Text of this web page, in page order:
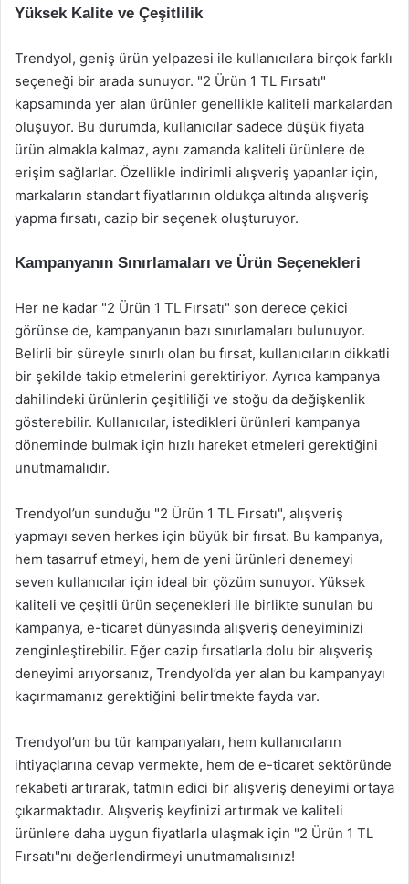
Yüksek Kalite ve Çeşitlilik
Trendyol, geniş ürün yelpazesi ile kullanıcılara birçok farklı
seçeneği bir arada sunuyor. "2 Ürün 1 TL Fırsatı"
kapsamında yer alan ürünler genellikle kaliteli markalardan
oluşuyor. Bu durumda, kullanıcılar sadece düşük fiyata
ürün almakla kalmaz, aynı zamanda kaliteli ürünlere de
erişim sağlarlar. Özellikle indirimli alışveriş yapanlar için,
markaların standart fiyatlarının oldukça altında alışveriş
yapma fırsatı, cazip bir seçenek oluşturuyor.
Kampanyanın Sınırlamaları ve Ürün Seçenekleri
Her ne kadar "2 Ürün 1 TL Fırsatı" son derece çekici
görünse de, kampanyanın bazı sınırlamaları bulunuyor.
Belirli bir süreyle sınırlı olan bu fırsat, kullanıcıların dikkatli
bir şekilde takip etmelerini gerektiriyor. Ayrıca kampanya
dahilindeki ürünlerin çeşitliliği ve stoğu da değişkenlik
gösterebilir. Kullanıcılar, istedikleri ürünleri kampanya
döneminde bulmak için hızlı hareket etmeleri gerektiğini
unutmamalıdır.
Trendyol’un sunduğu "2 Ürün 1 TL Fırsatı", alışveriş
yapmayı seven herkes için büyük bir fırsat. Bu kampanya,
hem tasarruf etmeyi, hem de yeni ürünleri denemeyi
seven kullanıcılar için ideal bir çözüm sunuyor. Yüksek
kaliteli ve çeşitli ürün seçenekleri ile birlikte sunulan bu
kampanya, e-ticaret dünyasında alışveriş deneyiminizi
zenginleştirebilir. Eğer cazip fırsatlarla dolu bir alışveriş
deneyimi arıyorsanız, Trendyol’da yer alan bu kampanyayı
kaçırmamanız gerektiğini belirtmekte fayda var.
Trendyol’un bu tür kampanyaları, hem kullanıcıların
ihtiyaçlarına cevap vermekte, hem de e-ticaret sektöründe
rekabeti artırarak, tatmin edici bir alışveriş deneyimi ortaya
çıkarmaktadır. Alışveriş keyfinizi artırmak ve kaliteli
ürünlere daha uygun fiyatlarla ulaşmak için "2 Ürün 1 TL
Fırsatı"nı değerlendirmeyi unutmamalısınız!